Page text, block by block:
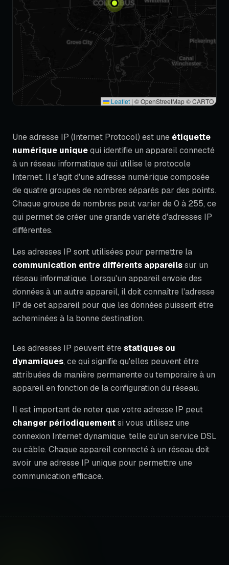
Leaflet | © OpenStreetMap © CARTO
Une adresse IP (Internet Protocol) est une étiquette
numérique uniquequi identifie un appareil connecté
à un réseau informatique qui utilise le protocole
Internet. Il s'agit d'une adresse numérique composée
de quatre groupes de nombres séparés par des points.
Chaque groupe de nombres peut varier de 0 à 255, ce
qui permet de créer une grande variété d'adresses IP
différentes.
Les adresses IP sont utilisées pour permettre la
communication entre différents appareilssur un
réseau informatique. Lorsqu'un appareil envoie des
données à un autre appareil, il doit connaître l'adresse
IP de cet appareil pour que les données puissent être
acheminées à la bonne destination.
Les adresses IP peuvent êtrestatiques ou
dynamiques, ce qui signifie qu'elles peuvent être
attribuées de manière permanente ou temporaire à un
appareil en fonction de la configuration du réseau.
Il est important de noter que votre adresse IP peut
changer périodiquementsi vous utilisez une
connexion Internet dynamique, telle qu'un service DSL
ou câble. Chaque appareil connecté à un réseau doit
avoir une adresse IP unique pour permettre une
communication efficace.